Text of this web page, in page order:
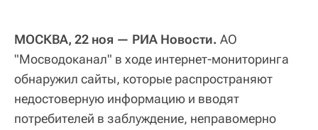
МОСКВА, 22 ноя — РИА Новости. АО
"Мосводоканал" в ходе интернет-мониторинга
обнаружил сайты, которые распространяют
недостоверную информацию и вводят
потребителей в заблуждение, неправомерно